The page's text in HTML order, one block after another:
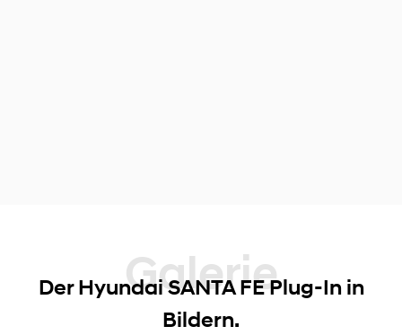
Galerie
Der Hyundai SANTA FE Plug-In in
Bildern.